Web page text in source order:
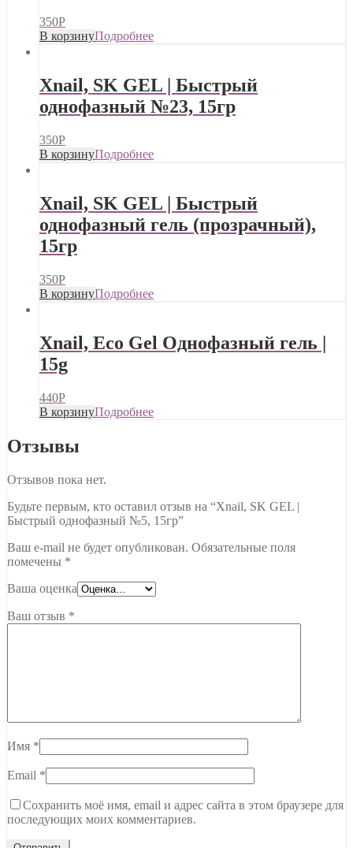
350Р
В корзинуПодробнее
Xnail, SK GEL | Быстрый
однофазный №23, 15гр
350Р
В корзинуПодробнее
Xnail, SK GEL | Быстрый
однофазный гель (прозрачный),
15гр
350Р
В корзинуПодробнее
Xnail, Eco Gel Однофазный гель |
15g
440Р
В корзинуПодробнее
Отзывы
Отзывов пока нет.
Будьте первым, кто оставил отзыв на “Xnail, SK GEL |
Быстрый однофазный №5, 15гр”
Ваш e-mail не будет опубликован. Обязательные поля
помечены *
Ваша оценка
Ваш отзыв *
Имя *
Email *
Сохранить моё имя, email и адрес сайта в этом браузере для
последующих моих комментариев.